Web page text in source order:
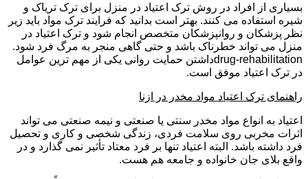
بسیاری از افراد در روش ترک اعتیاد در منزل برای ترک تریاک و
شیره استفاده می کنند. بهتر است بدانید که فرایند ترک مواد باید زیر
نظر پزشکان و روانپزشکان متخصص انجام شود و ترک اعتیاد در
منزل می تواند خطرناک باشد و حتی گاهی منجر به مرگ فرد شود.
drug-rehabilitationداشتن حمایت روانی یکی از مهم ترین عوامل
در ترک اعتیاد موفق است.
راهنمای ترک اعتیاد مواد مخدر در ازنا
اعتیاد به انواع مواد مخدر سنتی یا صنعتی و نیمه صنعتی می تواند
اثرات مخربی روی سلامت فردی، زندگی شخصی و کاری و تحصیل
فرد داشته باشد. البته اعتیاد تنها بر فرد معتاد تأثیر نمی گذارد و در
واقع بلای جان خانواده و جامعه هم هست.